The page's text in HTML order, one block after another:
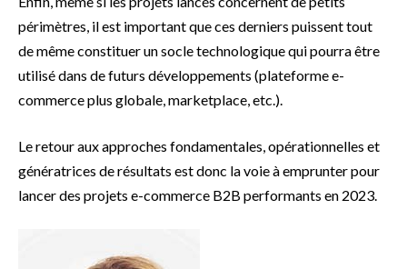
périmètres, il est important que ces derniers puissent tout
de même constituer un socle technologique qui pourra être
utilisé dans de futurs développements (plateforme e-
commerce plus globale, marketplace, etc.).
Le retour aux approches fondamentales, opérationnelles et
génératrices de résultats est donc la voie à emprunter pour
lancer des projets e-commerce B2B performants en 2023.